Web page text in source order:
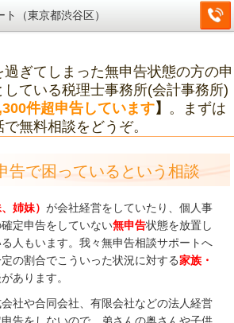
（東京都渋谷区）
ぎてしまった無申告状態の方の申
ている税理士事務所(会計事務所)
件超申告しています】 。まずは
無料相談をどうぞ。
告で困っているという相談
姉妹） が会社経営をしていたり、個人事
定申告をしていない無申告状態を放置し
人もいます。我々無申告相談サポートへ
の割合でこういった状況に対する家族・
あります。
社や合同会社、有限会社などの法人経営